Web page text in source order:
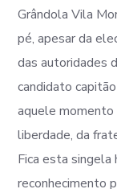
Grândola Vila
pé, apesar da
das autoridades
candidato
aquele momento
liberdade, da
Fica esta
reconhecimento